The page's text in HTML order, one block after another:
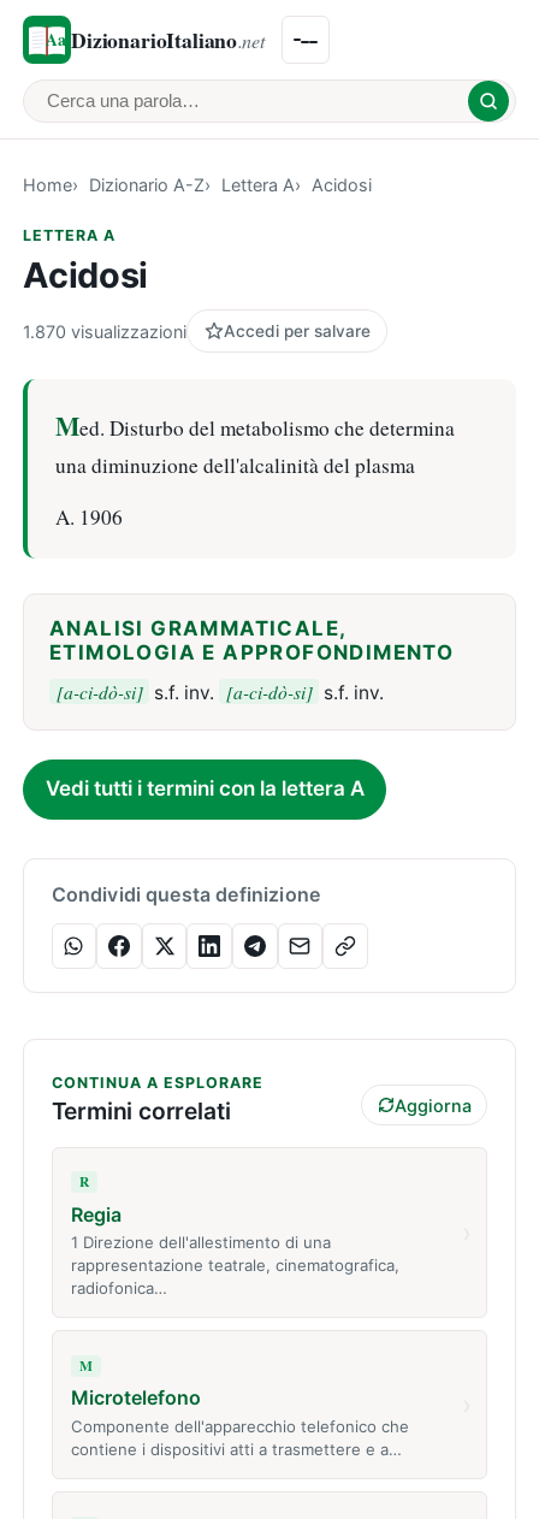
DizionarioItaliano.net
Cerca una parola
Home Dizionario A-Z Lettera A Acidosi
LETTERA A
Acidosi
1.870 visualizzazioni Accedi per salvare
Med. Disturbo del metabolismo che determina
una diminuzione dell'alcalinità del plasma
A. 1906
ANALISI GRAMMATICALE,
ETIMOLOGIA E APPROFONDIMENTO
[a-ci-dò-si] s.f. inv. [a-ci-dò-si] s.f. inv.
Vedi tutti i termini con la lettera A
Condividi questa definizione
CONTINUA A ESPLORARE
Termini correlati Aggiorna
R
Regia
1 Direzione dell'allestimento di una
rappresentazione teatrale, cinematografica,
radiofonica…
M
Microtelefono
Componente dell'apparecchio telefonico che
contiene i dispositivi atti a trasmettere e a…